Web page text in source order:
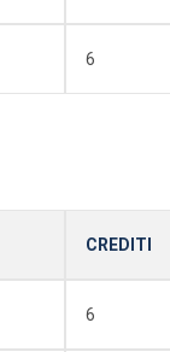
6
CREDITI
6